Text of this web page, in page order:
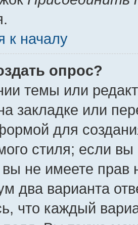
к началу
опрос?
темы или
закладке или
для
стиля; если
не имеете прав
два варианта
что каждый